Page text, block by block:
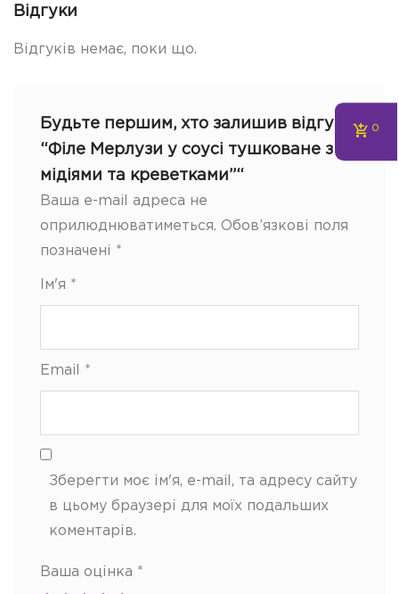
Відгуки
Відгуків немає, поки що.
Будьте першим, хто залишив відгук
“Філе Мерлузи у соусі тушковане з
мідіями та креветками”“
Ваша e-mail адреса не
оприлюднюватиметься. Обов’язкові поля
позначені *
Ім'я *
Email *
Зберегти моє ім'я, e-mail, та адресу сайту
в цьому браузері для моїх подальших
коментарів.
Ваша оцінка *
0